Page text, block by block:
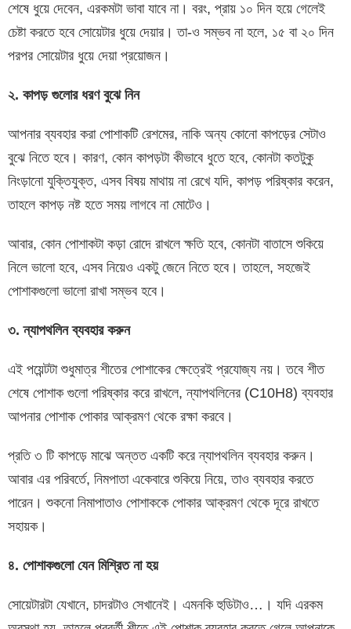
শেষে ধুয়ে দেবেন, এরকমটা ভাবা যাবে না। বরং, প্রায় ১০ দিন হয়ে গেলেই
চেষ্টা করতে হবে সোয়েটার ধুয়ে দেয়ার। তা-ও সম্ভব না হলে, ১৫ বা ২০ দিন
পরপর সোয়েটার ধুয়ে দেয়া প্রয়োজন।
২. কাপড় গুলোর ধরণ বুঝে নিন
আপনার ব্যবহার করা পোশাকটি রেশমের, নাকি অন্য কোনো কাপড়ের সেটাও
বুঝে নিতে হবে। কারণ, কোন কাপড়টা কীভাবে ধুতে হবে, কোনটা কতটুকু
নিংড়ানো যুক্তিযুক্ত, এসব বিষয় মাথায় না রেখে যদি, কাপড় পরিষ্কার করেন,
তাহলে কাপড় নষ্ট হতে সময় লাগবে না মোটেও।
আবার, কোন পোশাকটা কড়া রোদে রাখলে ক্ষতি হবে, কোনটা বাতাসে শুকিয়ে
নিলে ভালো হবে, এসব নিয়েও একটু জেনে নিতে হবে। তাহলে, সহজেই
পোশাকগুলো ভালো রাখা সম্ভব হবে।
৩.ন্যাপথলিন ব্যবহার করুন
এই পয়েন্টটা শুধুমাত্র শীতের পোশাকের ক্ষেত্রেই প্রযোজ্য নয়। তবে শীত
শেষে পোশাক গুলো পরিষ্কার করে রাখলে, ন্যাপথলিনের (C10H8) ব্যবহার
আপনার পোশাক পোকার আক্রমণ থেকে রক্ষা করবে।
প্রতি ৩ টি কাপড়ে মাঝে অন্তত একটি করে ন্যাপথলিন ব্যবহার করুন।
আবার এর পরিবর্তে, নিমপাতা একেবারে শুকিয়ে নিয়ে, তাও ব্যবহার করতে
পারেন। শুকনো নিমাপাতাও পোশাককে পোকার আক্রমণ থেকে দূরে রাখতে
সহায়ক।
৪. পোশাকগুলো যেন মিশ্রিত না হয়
সোয়েটারটা যেখানে, চাদরটাও সেখানেই। এমনকি হুডিটাও…। যদি এরকম